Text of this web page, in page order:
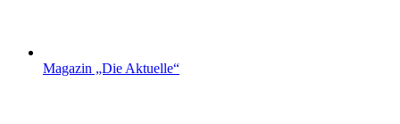
Magazin „Die Aktuelle“